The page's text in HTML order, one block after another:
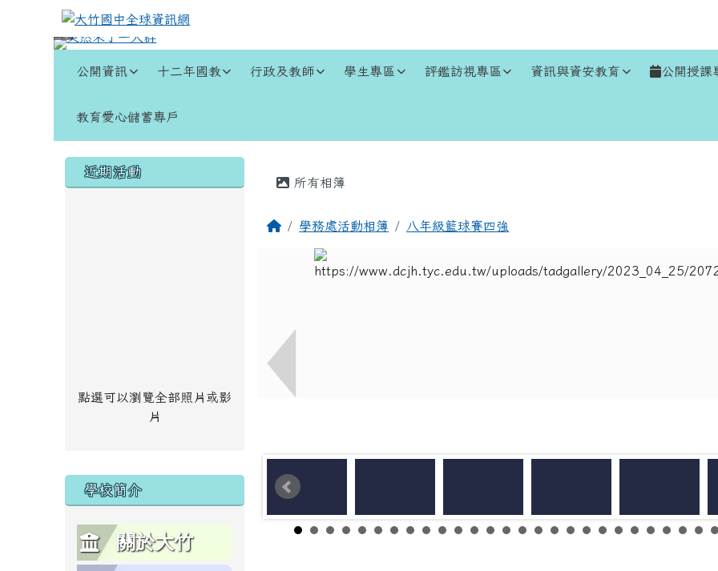
跳至主內容區
大竹國中全球資訊網
公開資訊 十二年國教 行政及教師 學生專區 評鑑訪視專區 資訊與資安教育 公開授課
教育愛心儲蓄專戶
左邊區域內容
近期活動
點選可以瀏覽全部照片或影
片
學校簡介
關於大竹
主內容區域
所有相簿
回首頁學務處活動相簿 八年級籃球賽四強
頁尾區域